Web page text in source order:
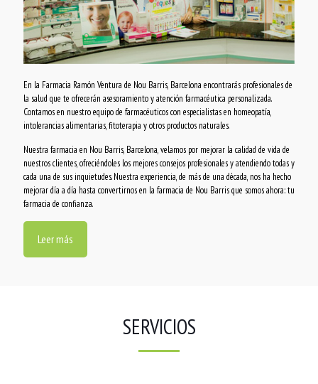
En la Farmacia Ramón Ventura de Nou Barris, Barcelona encontrarás profesionales de
la salud que te ofrecerán asesoramiento y atención farmacéutica personalizada.
Contamos en nuestro equipo de farmacéuticos con especialistas en homeopatía,
intolerancias alimentarias, fitoterapia y otros productos naturales.
Nuestra farmacia en Nou Barris, Barcelona, velamos por mejorar la calidad de vida de
nuestros clientes, ofreciéndoles los mejores consejos profesionales y atendiendo todas y
cada una de sus inquietudes. Nuestra experiencia, de más de una década, nos ha hecho
mejorar día a día hasta convertirnos en la farmacia de Nou Barris que somos ahora: tu
farmacia de confianza.
Leer más
SERVICIOS